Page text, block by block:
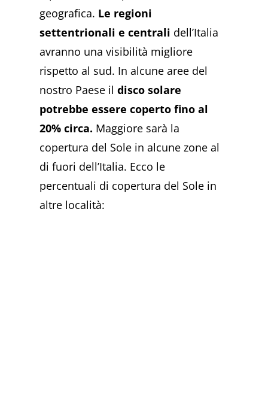
geografica. Le regioni
settentrionali e centrali dell’Italia
avranno una visibilità migliore
rispetto al sud. In alcune aree del
nostro Paese ildisco solare
potrebbe essere coperto fino al
20% circa. Maggiore sarà la
copertura del Sole in alcune zone al
di fuori dell’Italia. Ecco le
percentuali di copertura del Sole in
altre località: